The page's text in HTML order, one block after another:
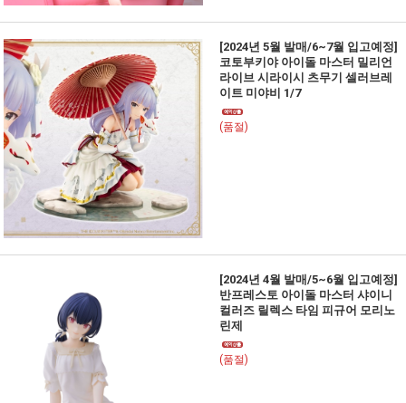
[2024년 5월 발매/6~7월 입고예정]
코토부키야 아이돌 마스터 밀리언
라이브 시라이시 츠무기 셀러브레
이트 미야비 1/7
(품절)
[2024년 4월 발매/5~6월 입고예정]
반프레스토 아이돌 마스터 샤이니
컬러즈 릴렉스 타임 피규어 모리노
린제
(품절)